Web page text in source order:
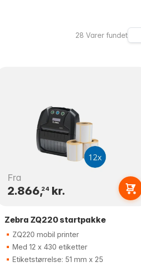
28Varer fundet
Fra
2.866,24 kr.
Zebra ZQ220 startpakke
ZQ220 mobil printer
Med 12 x 430 etiketter
Etiketstørrelse: 51 mm x 25